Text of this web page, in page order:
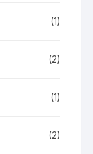
(1)
(2)
(1)
(2)